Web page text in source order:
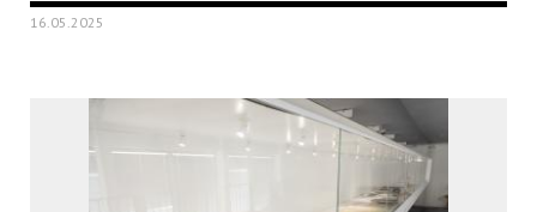
16.05.2025